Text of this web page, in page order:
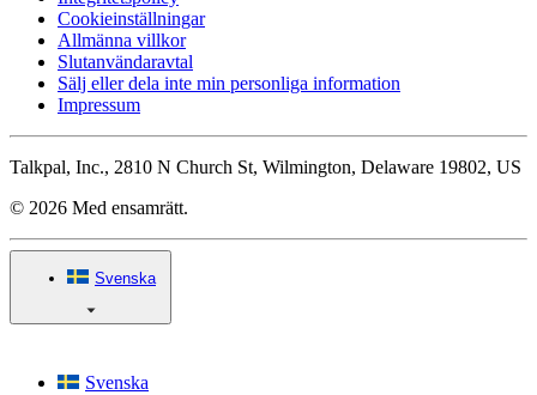
Cookieinställningar
Allmänna villkor
Slutanvändaravtal
Sälj eller dela inte min personliga information
Impressum
Talkpal, Inc., 2810 N Church St, Wilmington, Delaware 19802, US
© 2026 Med ensamrätt.
Svenska
Svenska